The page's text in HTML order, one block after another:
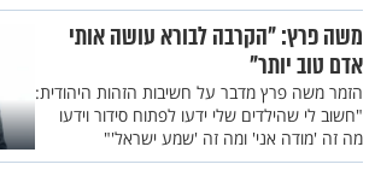
משה פרץ: "הקרבה לבורא עושה אותי
אדם טוב יותר"
הזמר משה פרץ מדבר על חשיבות הזהות היהודית:
"חשוב לי שהילדים שלי ידעו לפתוח סידור וידעו
מה זה 'מודה אני' ומה זה 'שמע ישראל'"